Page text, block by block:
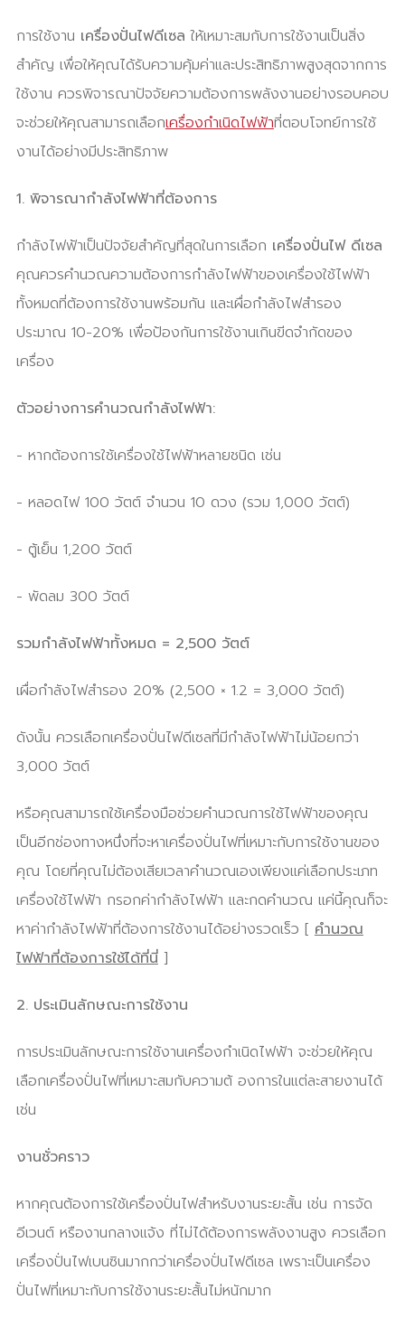
การใช้งาน เครื่องปั่นไฟดีเซล ให้เหมาะสมกับการใช้งานเป็นสิ่ง
สำคัญ เพื่อให้คุณได้รับความคุ้มค่าและประสิทธิภาพสูงสุดจากการ
ใช้งาน ควรพิจารณาปัจจัยความต้องการพลังงานอย่างรอบคอบ
จะช่วยให้คุณสามารถเลือกเครื่องกำเนิดไฟฟ้าที่ตอบโจทย์การใช้
งานได้อย่างมีประสิทธิภาพ
1. พิจารณากำลังไฟฟ้าที่ต้องการ
กำลังไฟฟ้าเป็นปัจจัยสำคัญที่สุดในการเลือก เครื่องปั่นไฟ ดีเซล
คุณควรคำนวณความต้องการกำลังไฟฟ้าของเครื่องใช้ไฟฟ้า
ทั้งหมดที่ต้องการใช้งานพร้อมกัน และเผื่อกำลังไฟสำรอง
ประมาณ 10-20% เพื่อป้องกันการใช้งานเกินขีดจำกัดของ
เครื่อง
ตัวอย่างการคำนวณกำลังไฟฟ้า:
- หากต้องการใช้เครื่องใช้ไฟฟ้าหลายชนิด เช่น
- หลอดไฟ 100 วัตต์ จำนวน 10 ดวง (รวม 1,000 วัตต์)
- ตู้เย็น 1,200 วัตต์
- พัดลม 300 วัตต์
รวมกำลังไฟฟ้าทั้งหมด = 2,500 วัตต์
เผื่อกำลังไฟสำรอง 20% (2,500 × 1.2 = 3,000 วัตต์)
ดังนั้น ควรเลือกเครื่องปั่นไฟดีเซลที่มีกำลังไฟฟ้าไม่น้อยกว่า
3,000 วัตต์
หรือคุณสามารถใช้เครื่องมือช่วยคำนวณการใช้ไฟฟ้าของคุณ
เป็นอีกช่องทางหนึ่งที่จะหาเครื่องปั่นไฟที่เหมาะกับการใช้งานของ
คุณ โดยที่คุณไม่ต้องเสียเวลาคำนวณเองเพียงแค่เลือกประเภท
เครื่องใช้ไฟฟ้า กรอกค่ากำลังไฟฟ้า และกดคำนวณ แค่นี้คุณก็จะ
หาค่ากำลังไฟฟ้าที่ต้องการใช้งานได้อย่างรวดเร็ว [ คำนวณ
ไฟฟ้าที่ต้องการใช้ได้ที่นี่]
2. ประเมินลักษณะการใช้งาน
การประเมินลักษณะการใช้งานเครื่องกำเนิดไฟฟ้า จะช่วยให้คุณ
เลือกเครื่องปั่นไฟที่เหมาะสมกับความต้ องการในแต่ละสายงานได้
เช่น
งานชั่วคราว
หากคุณต้องการใช้เครื่องปั่นไฟสำหรับงานระยะสั้น เช่น การจัด
อีเวนต์ หรืองานกลางแจ้ง ที่ไม่ได้ต้องการพลังงานสูง ควรเลือก
เครื่องปั่นไฟเบนซินมากกว่าเครื่องปั่นไฟดีเซล เพราะเป็นเครื่อง
ปั่นไฟที่เหมาะกับการใช้งานระยะสั้นไม่หนักมาก